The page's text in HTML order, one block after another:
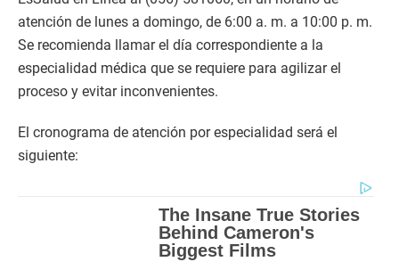
atención de lunes a domingo, de 6:00 a. m. a 10:00 p. m.
Se recomienda llamar el día correspondiente a la
especialidad médica que se requiere para agilizar el
proceso y evitar inconvenientes.
El cronograma de atención por especialidad será el
siguiente: